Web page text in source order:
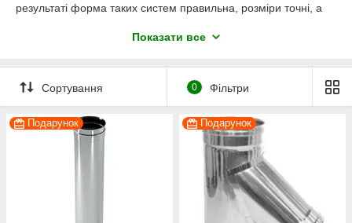
результаті форма таких систем правильна, розміри точні, а
У наявності товщина: 0.6 мм, 0.8 мм, 1 мм.
Показати все
Сортування 0 Фільтри
Подарунок Подарунок